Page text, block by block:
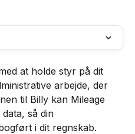
at holde styr på dit
arbejde, der
til Billy kan Mileage
så din
i dit regnskab.